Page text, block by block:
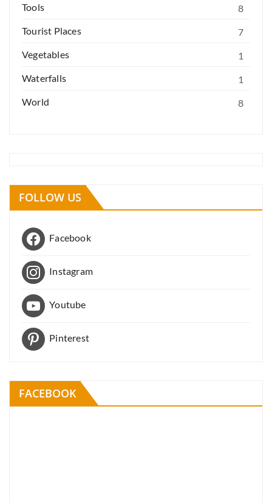
Tools
8
Tourist Places
7
Vegetables
1
Waterfalls
1
World
8
FOLLOW US
Facebook
Instagram
Youtube
Pinterest
FACEBOOK